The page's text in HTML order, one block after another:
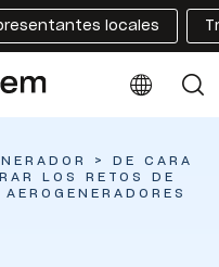
locales
> DE CARA
LOS RETOS DE